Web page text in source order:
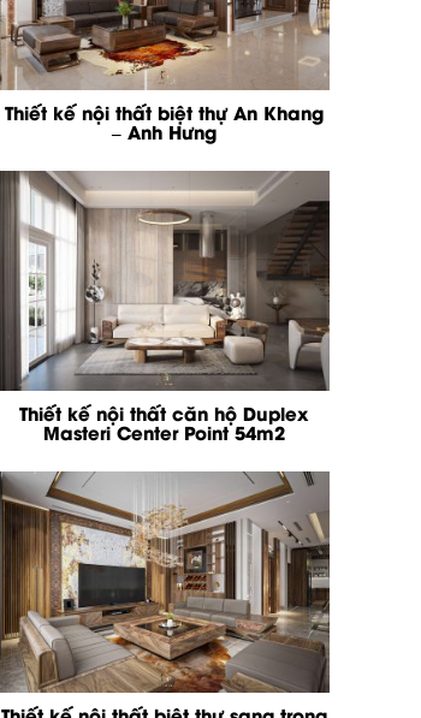
Thiết kế nội thất biệt thự An Khang
– Anh Hưng
Thiết kế nội thất căn hộ Duplex
Masteri Center Point 54m2